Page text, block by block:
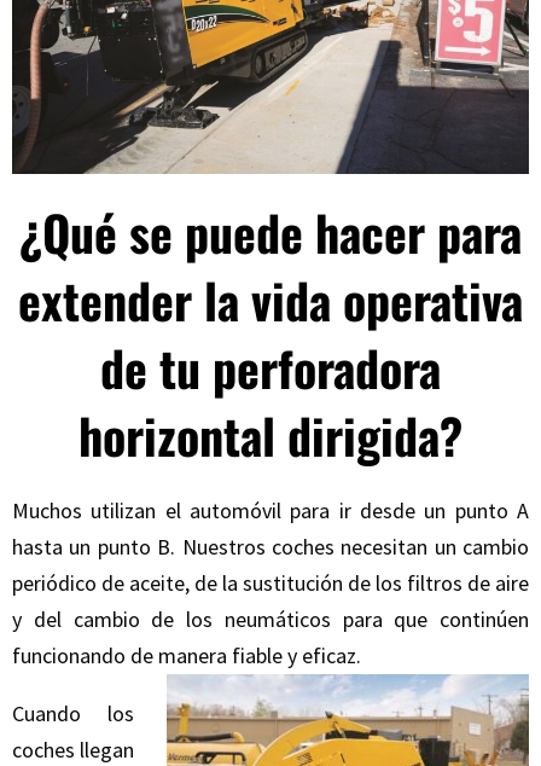
¿Qué se puede hacer para
extender la vida operativa
de tu perforadora
horizontal dirigida?
Muchos utilizan el automóvil para ir desde un punto A
hasta un punto B. Nuestros coches necesitan un cambio
periódico de aceite, de la sustitución de los filtros de aire
y del cambio de los neumáticos para que continúen
funcionando de manera fiable y eficaz.
Cuando los
coches llegan